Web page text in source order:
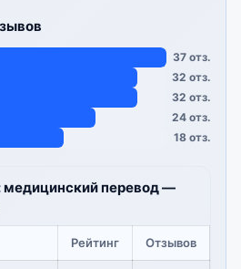
37 отз.
32 отз.
32 отз.
24 отз.
18 отз.
медицинский перевод —
Рейтинг Отзывов